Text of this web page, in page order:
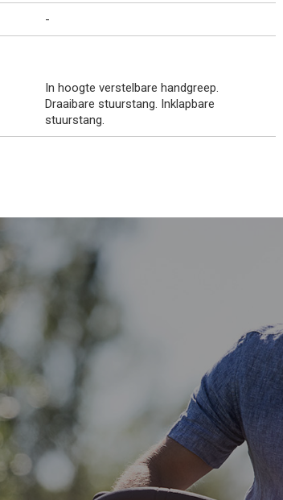
-
In hoogte verstelbare handgreep.
Draaibare stuurstang. Inklapbare
stuurstang.